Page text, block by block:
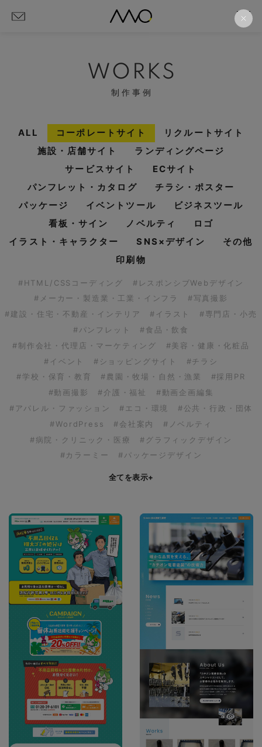
WORKS
制作事例
ALL コーポレートサイト
リクルートサイト
施設・店舗サイト
ランディングページ
サービスサイト
ECサイト
パンフレット・カタログ
チラシ・ポスター
パッケージ
イベントツール
ビジネスツール
看板・サイン
ノベルティ
ロゴ
イラスト・キャラクター
SNS×デザイン
その他
印刷物
#HTML/CSSコーディング
#レスポンシブWebデザイン
#メーカー・製造業・工業・インフラ
#写真撮影
#建設・住宅・不動産・インテリア
#イラスト
#専門店・小売
#パンフレット
#食品・飲食
#制作会社・代理店・マーケティング
#美容・健康・化粧品
#イベント
#ショッピングサイト
#チラシ
#学校・保育・教育
#農園・牧場・自然・漁業
#採用PR
#動画撮影
#介護・福祉
#動画企画編集
#アパレル・ファッション
#エコ・環境
#公共・行政・団体
#WordPress
#会社案内
#ノベルティ
#病院・クリニック・医療
#グラフィックデザイン
#カラーミー
#パッケージデザイン
全てを表示+